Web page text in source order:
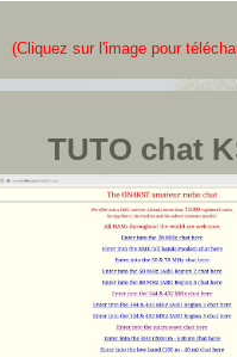
(Cliquez sur l'image pour
TUTO chat